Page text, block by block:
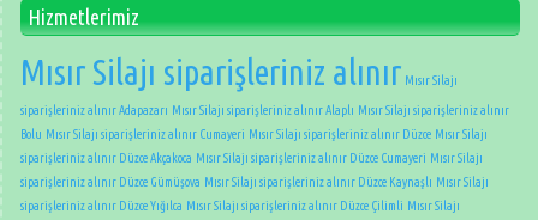
Hizmetlerimiz
Mısır Silajı siparişleriniz alınır Mısır Silajı
siparişleriniz alınır Adapazarı Mısır Silajı siparişleriniz alınır Alaplı Mısır Silajı siparişleriniz alınır
Bolu Mısır Silajı siparişleriniz alınır Cumayeri Mısır Silajı siparişleriniz alınır Düzce Mısır Silajı
siparişleriniz alınır Düzce Akçakoca Mısır Silajı siparişleriniz alınır Düzce Cumayeri Mısır Silajı
siparişleriniz alınır Düzce Gümüşova Mısır Silajı siparişleriniz alınır Düzce Kaynaşlı Mısır Silajı
siparişleriniz alınır Düzce Yığılca Mısır Silajı siparişleriniz alınır Düzce Çilimli Mısır Silajı